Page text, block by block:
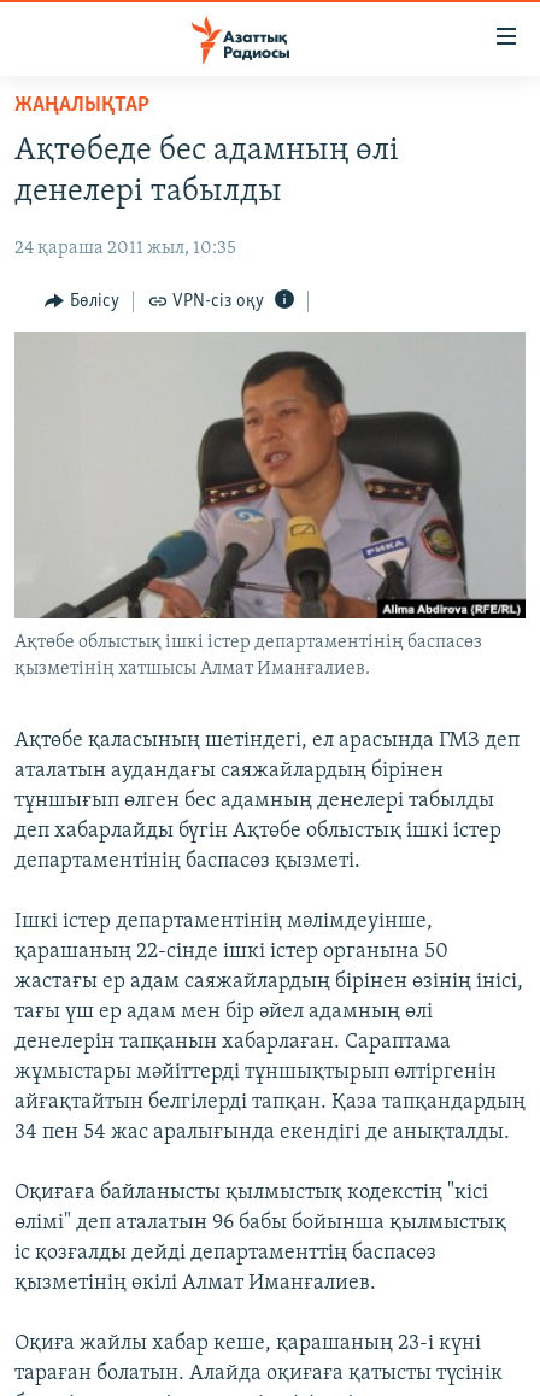
Skip
main
content
to
Navigation
Skip
ЖАҢАЛЫҚТАР
САЯСАТ
AZATTYQTV
ҚАҢТАР ОҚИҒАСЫ
АДАМ ҚҰҚЫҚТАРЫ
Басқа тілдерде
ЖАҢАЛЫҚТАР
Ақтөбеде бес адамның өлі
денелері табылды
24 қараша 2011 жыл, 10:35
Бөлісу VPN-сіз оқу
Ақтөбе облыстық ішкі істер департаментінің баспасөз
қызметінің хатшысы Алмат Иманғалиев.
Ақтөбе қаласының шетіндегі, ел арасында ГМЗ деп
аталатын аудандағы саяжайлардың бірінен
тұншығып өлген бес адамның денелері табылды
деп хабарлайды бүгін Ақтөбе облыстық ішкі істер
департаментінің баспасөз қызметі.
Ішкі істер департаментінің мәлімдеуінше,
қарашаның 22-сінде ішкі істер органына 50
жастағы ер адам саяжайлардың бірінен өзінің інісі,
тағы үш ер адам мен бір әйел адамның өлі
денелерін тапқанын хабарлаған. Сараптама
жұмыстары мәйіттерді тұншықтырып өлтіргенін
айғақтайтын белгілерді тапқан. Қаза тапқандардың
34 пен 54 жас аралығында екендігі де анықталды.
Оқиғаға байланысты қылмыстық кодекстің "кісі
өлімі" деп аталатын 96 бабы бойынша қылмыстық
іс қозғалды дейді департаменттің баспасөз
қызметінің өкілі Алмат Иманғалиев.
Оқиға жайлы хабар кеше, қарашаның 23-і күні
тараған болатын. Алайда оқиғаға қатысты түсінік